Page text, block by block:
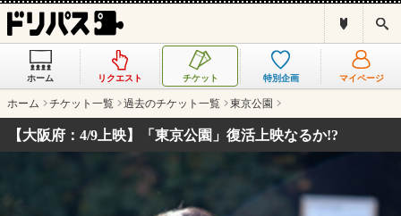
ス
ホーム リクエスト チケット 特別企画 マイページ
ホーム チケット一覧 過去のチケット一覧 東京公園
【大阪府：4/9上映】「東京公園」復活上映なるか!?